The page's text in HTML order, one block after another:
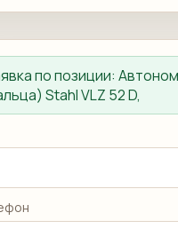
по позиции:
Stahl VLZ 52 D,